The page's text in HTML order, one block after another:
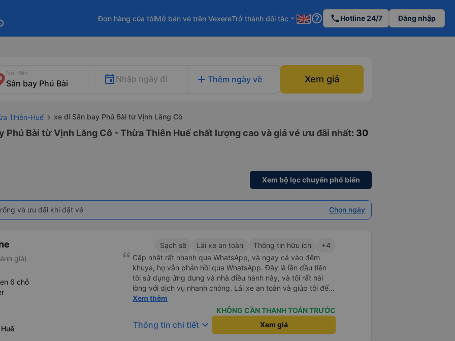
Đơn hàng của tôiMở bán vé trên VexereTrở thành đối tác arrow_drop_down help_outline phoneHotline 24/7 Đăng nhập
Nơi đến
Nhập ngày đi add Thêm ngày về Xem giá
Thiên-Huế xe đi Sân bay Phú Bài từ Vịnh Lăng Cô
Phú Bài từ Vịnh Lăng Cô - Thừa Thiên Huế chất lượng cao và giá vé ưu đãi nhất: 30
Xem bộ lọc chuyến phổ biến
và ưu đãi khi đặt vé Chọn ngày
giá)
6 chỗ
Sạch sẽ Lái xe an toàn Thông tin hữu ích
+4
Cập nhật rất nhanh qua WhatsApp, và ngay cả vào đêm
khuya, họ vẫn phản hồi qua WhatsApp. Đây là lần đầu tiên
tôi sử dụng ứng dụng và nhà điều hành này, và tôi rất hài
lòng với dịch vụ nhanh chóng. Lái xe an toàn và giúp tôi đến
khách sạn ở Huế, mặc dù tôi không báo trước khi đặt xe và
tài xế đã hỏi tôi muốn đi đâu. Tôi rất cảm kích vì họ đã đón
tôi tại địa điểm tôi muốn, không giống như các nhà điều hành
khác. Tôi đã quyết định sử dụng dịch vụ của họ một lần nữa
Xem thêm
KHÔNG CẦN THANH TOÁN TRƯỚC
Thông tin chi tiết keyboard_arrow_down Xem giá